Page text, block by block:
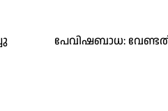
പേവിഷബാധ: